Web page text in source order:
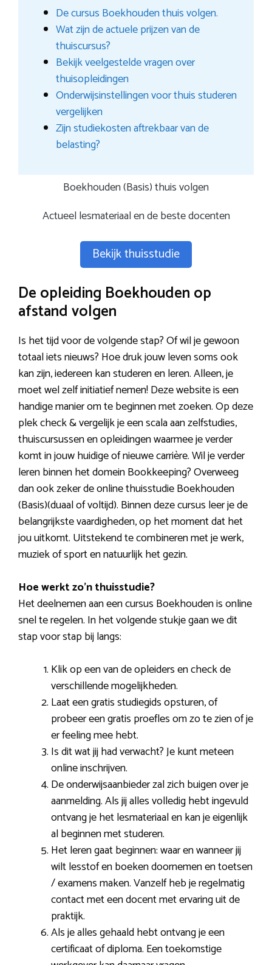
De cursus Boekhouden thuis volgen.
Wat zijn de actuele prijzen van de
thuiscursus?
Bekijk veelgestelde vragen over
thuisopleidingen
Onderwijsinstellingen voor thuis studeren
vergelijken
Zijn studiekosten aftrekbaar van de
belasting?
Boekhouden (Basis) thuis volgen
Actueel lesmateriaal en de beste docenten
Bekijk thuisstudie
De opleiding Boekhouden op
afstand volgen
Is het tijd voor de volgende stap? Of wil je gewoon
totaal iets nieuws? Hoe druk jouw leven soms ook
kan zijn, iedereen kan studeren en leren. Alleen, je
moet wel zelf initiatief nemen! Deze website is een
handige manier om te beginnen met zoeken. Op deze
plek check & vergelijk je een scala aan zelfstudies,
thuiscursussen en opleidingen waarmee je verder
komt in jouw huidige of nieuwe carrière. Wil je verder
leren binnen het domein Bookkeeping? Overweeg
dan ook zeker de online thuisstudie Boekhouden
(Basis)(duaal of voltijd). Binnen deze cursus leer je de
belangrijkste vaardigheden, op het moment dat het
jou uitkomt. Uitstekend te combineren met je werk,
muziek of sport en natuurlijk het gezin.
Hoe werkt zo’n thuisstudie?
Het deelnemen aan een cursus Boekhouden is online
snel te regelen. In het volgende stukje gaan we dit
stap voor stap bij langs:
Klik op een van de opleiders en check de
verschillende mogelijkheden.
Laat een gratis studiegids opsturen, of
probeer een gratis proefles om zo te zien of je
er feeling mee hebt.
Is dit wat jij had verwacht? Je kunt meteen
online inschrijven.
De onderwijsaanbieder zal zich buigen over je
aanmelding. Als jij alles volledig hebt ingevuld
ontvang je het lesmateriaal en kan je eigenlijk
al beginnen met studeren.
Het leren gaat beginnen: waar en wanneer jij
wilt lesstof en boeken doornemen en toetsen
/ examens maken. Vanzelf heb je regelmatig
contact met een docent met ervaring uit de
praktijk.
Als je alles gehaald hebt ontvang je een
certificaat of diploma. Een toekomstige